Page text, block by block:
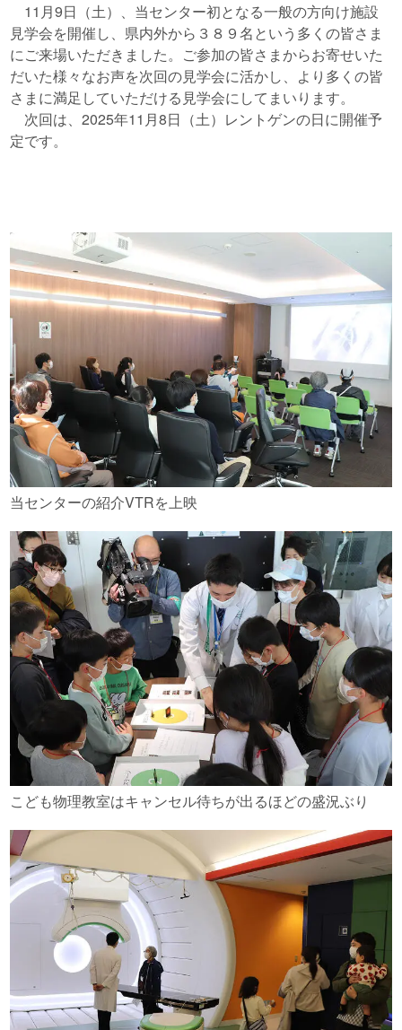
11月9日（土）、当センター初となる一般の方向け施設
見学会を開催し、県内外から３８９名という多くの皆さま
にご来場いただきました。ご参加の皆さまからお寄せいた
だいた様々なお声を次回の見学会に活かし、より多くの皆
さまに満足していただける見学会にしてまいります。
次回は、2025年11月8日（土）レントゲンの日に開催予
定です。
当センターの紹介VTRを上映
こども物理教室はキャンセル待ちが出るほどの盛況ぶり